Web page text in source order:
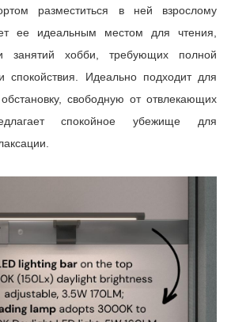
разместиться в ней взрослому
ее идеальным местом для чтения,
занятий хобби, требующих полной
спокойствия. Идеально подходит для
свободную от отвлекающих
спокойное убежище для